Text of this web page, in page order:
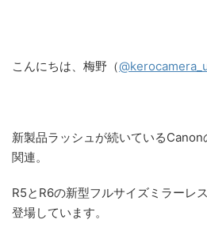
こんにちは、梅野（
新製品ラッシュが続いている
関連。
R5とR6の新型フルサイズミラーレ
登場しています。